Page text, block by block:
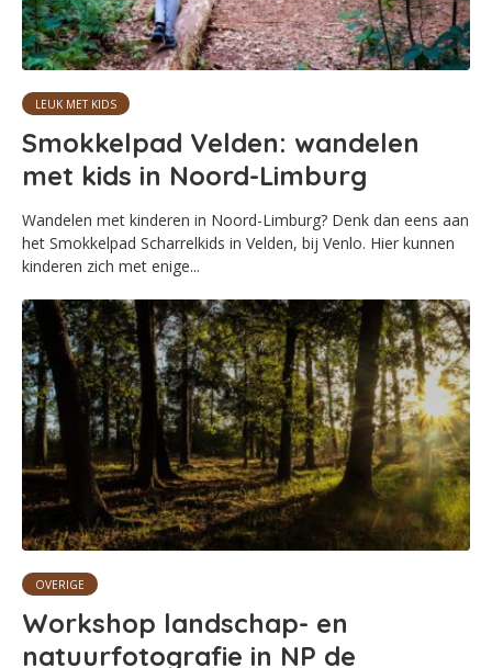
LEUK MET KIDS
Smokkelpad Velden: wandelen
met kids in Noord-Limburg
Wandelen met kinderen in Noord-Limburg? Denk dan eens aan
het Smokkelpad Scharrelkids in Velden, bij Venlo. Hier kunnen
kinderen zich met enige...
OVERIGE
Workshop landschap- en
natuurfotografie in NP de